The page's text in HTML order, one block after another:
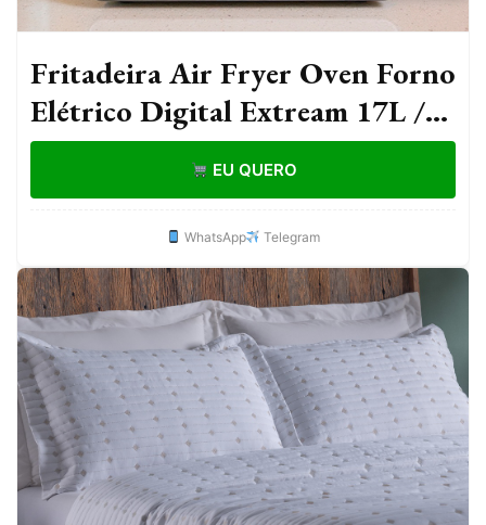
Fritadeira Air Fryer Oven Forno
Elétrico Digital Extream 17L /
10L
EU QUERO
WhatsApp Telegram